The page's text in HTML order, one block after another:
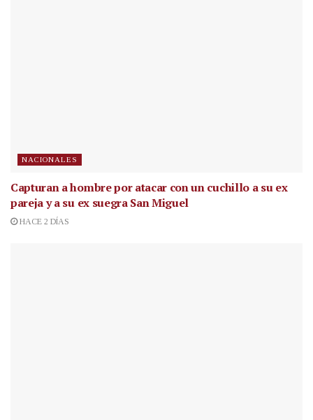
NACIONALES
Capturan a hombre por atacar con un cuchillo a su ex
pareja y a su ex suegra San Miguel
HACE 2 DÍAS